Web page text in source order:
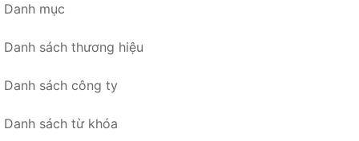
Danh mục
Danh sách thương hiệu
Danh sách công ty
Danh sách từ khóa